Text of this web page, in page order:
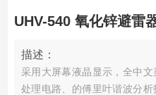
UHV-540 氧化锌避雷
描述：
采用大屏幕液晶显示，全中
处理电路、的傅里叶谐波分